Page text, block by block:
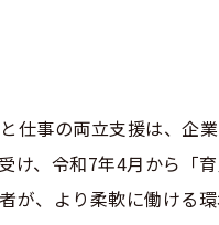
仕事の両立支援は、企
け、令和7年4月から「
が、より柔軟に働ける